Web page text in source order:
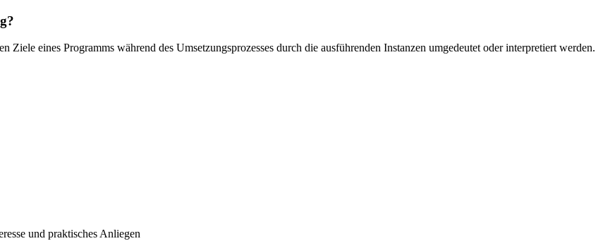
eines Programms während des Umsetzungsprozesses durch die ausführenden Instanzen umgedeutet oder interpretiert werden.
und praktisches Anliegen